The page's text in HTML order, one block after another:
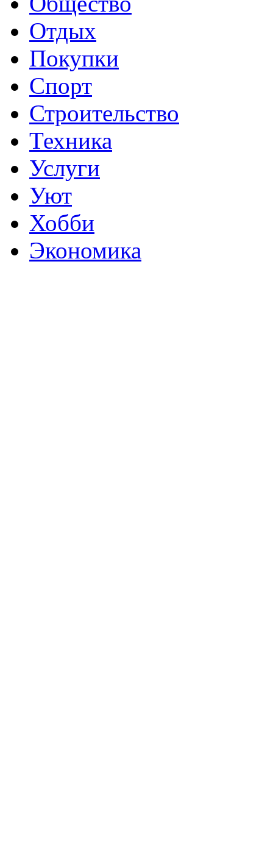
Отдых
Покупки
Спорт
Строительство
Техника
Услуги
Уют
Хобби
Экономика